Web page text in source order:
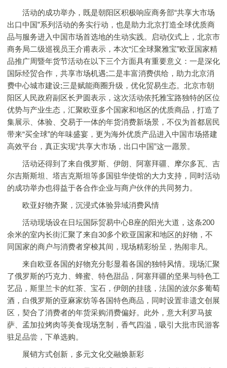
活动的成功举办，既是朝阳区积极响应商务部“共享大市场
出口中国”系列活动的务实行动，也是助力北京打造全球优质商
品与服务进入中国市场首选地的生动实践。启动仪式上，北京市
商务局二级巡视员王介甫表示，本次“汇全球聚雅宝”欧亚国家精
品推广周暨年货节活动在以下三个方面具有重要意义：一是深化
国际经贸合作，共享市场机遇;二是丰富消费供给，助力北京消
费中心城市建设;三是赋能商圈升级，优化贸易生态。北京市朝
阳区人民政府副区长尹圆表示，这次活动依托雅宝路独特的区位
优势与产业生态，汇聚欧亚多个国家和地区的优质商品，打造了
集展示、体验、交易于一体的年货消费新场景，不仅为首都居民
带来“买全球”的年味盛宴，更为海外优质产品进入中国市场搭建
高效平台，真正实现“共享大市场，出口中国”这一愿景。
活动还得到了来自俄罗斯、伊朗、阿塞拜疆、摩尔多瓦、吉
尔吉斯斯坦、塔吉克斯坦等多国驻华使馆的大力支持，同时活动
的成功举办也得益于各合作企业与商户伙伴的共同努力。
欧亚好物齐聚，沉浸式体验异域消费风情
活动现场设在日坛国际贸易中心B座的阳光大道，这条200
余米的室内长街汇聚了来自30多个欧亚国家和地区的好物，不
同国家的商户与消费者穿梭其间，现场精彩纷呈，热闹非凡。
来自欧亚各国的好物充分彰显着各国的独特风情。现场汇聚
了俄罗斯的巧克力、蜂蜜、特色甜品，阿塞拜疆的坚果与特色工
艺品，斯里兰卡的红茶、宝石，伊朗的挂毯，法国的波尔多葡萄
酒，白俄罗斯的亚麻家纺等各国特色商品，同时设置非遗文创展
区，契合了消费者的年货采购消费偏好。此外，意大利罗马披
萨、孟加拉烤肉等美食现场烹制，香气四溢，吸引大批市民游客
驻足品尝，下单选购。
展销方式创新，多元文化交融焕新彩